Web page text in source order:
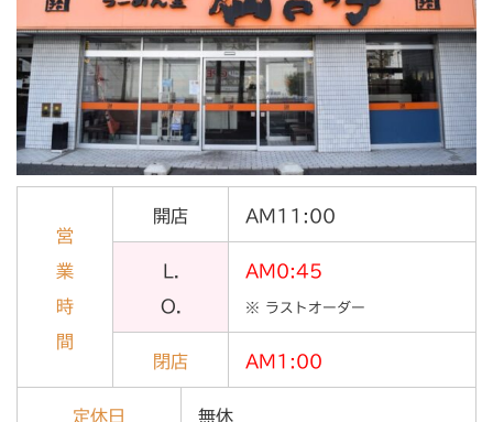
営
業
時
間
開店 AM11:00
L.
O.
AM0:45
※ ラストオーダー
閉店 AM1:00
定休日 無休